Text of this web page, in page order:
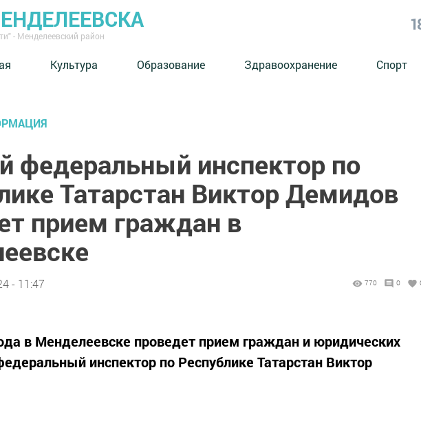
- Менделеевский район
Культура Образование Здравоохранение Спорт
федеральный инспектор по
Татарстан Виктор Демидов
прием граждан в
- 11:47 770 0
в Менделеевске проведет прием граждан и юридических
инспектор по Республике Татарстан Виктор